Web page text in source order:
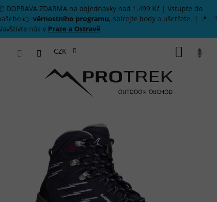
Přejít na obsah
DOPRAVA ZDARMA na objednávky nad 1.499 Kč | Vstupte do
👉 věrnostního programu, sbírejte body a ušetřete. | 📍
nás v Praze a Ostravě
CZK